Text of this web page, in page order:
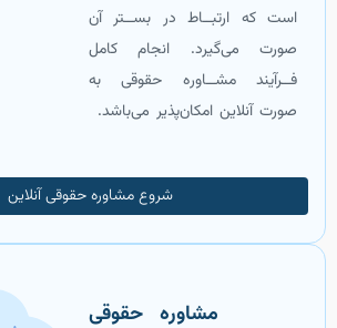
است که ارتبــاط در بســتر آن
صورت می‌گیرد. انجام کامل
فــرآیند مشــاوره حقوقی به
صورت آنلاین امکان‌پذیر می‌باشد.
شروع مشاوره حقوقی آنلاین
‌ مشاوره حقوقی